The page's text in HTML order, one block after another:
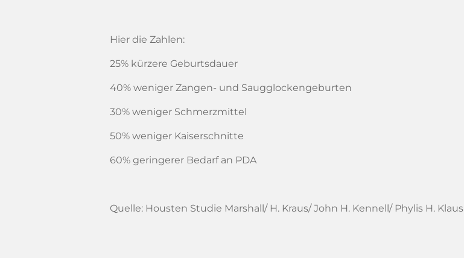
Hier die Zahlen:
25% kürzere Geburtsdauer
40% weniger Zangen- und Saugglockengeburten
30% weniger Schmerzmittel
50% weniger Kaiserschnitte
60% geringerer Bedarf an PDA
Quelle: Housten Studie Marshall/ H. Kraus/ John H. Kennell/ Phylis H. Klaus